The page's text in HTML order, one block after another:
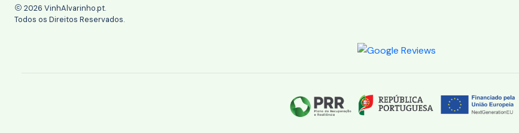
2026 VinhAlvarinho.pt.
Todos os Direitos Reservados.